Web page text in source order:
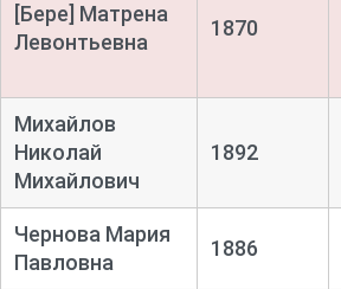
[Бере] Матрена
Левонтьевна
1870
Михайлов
Николай
Михайлович
1892
Чернова Мария
Павловна
1886